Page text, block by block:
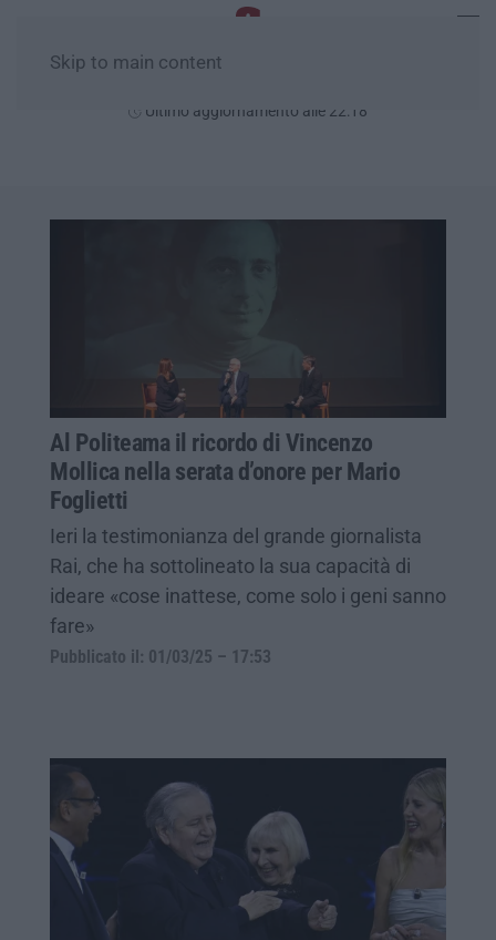
Skip to main content
Ultimo aggiornamento alle 22:18
Al Politeama il ricordo di Vincenzo
Mollica nella serata d’onore per Mario
Foglietti
Ieri la testimonianza del grande giornalista
Rai, che ha sottolineato la sua capacità di
ideare «cose inattese, come solo i geni sanno
fare»
Pubblicato il: 01/03/25 – 17:53